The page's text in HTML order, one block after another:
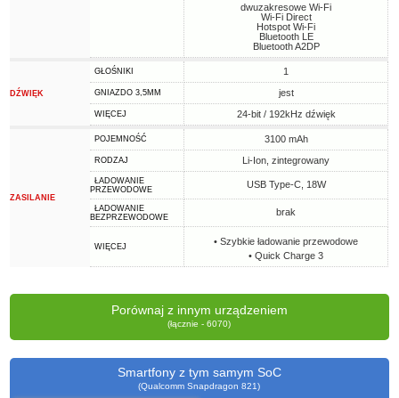
dwuzakresowe Wi-Fi
Wi-Fi Direct
Hotspot Wi-Fi
Bluetooth LE
Bluetooth A2DP
DŹWIĘK
GŁOŚNIKI 1
GNIAZDO 3,5MM jest
WIĘCEJ 24-bit / 192kHz dźwięk
ZASILANIE
POJEMNOŚĆ 3100 mAh
RODZAJ Li-Ion, zintegrowany
ŁADOWANIE
PRZEWODOWE
USB Type-C, 18W
ŁADOWANIE
BEZPRZEWODOWE
brak
WIĘCEJ
• Szybkie ładowanie przewodowe
• Quick Charge 3
Porównaj z innym urządzeniem
(łącznie - 6070)
Smartfony z tym samym SoC
(Qualcomm Snapdragon 821)